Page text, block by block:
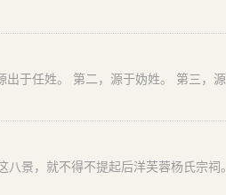
景，就不得不提起后洋芙蓉杨氏宗祠。